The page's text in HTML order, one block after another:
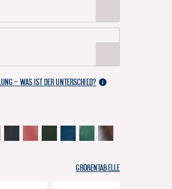
– was ist der Unterschied?
Größentabelle